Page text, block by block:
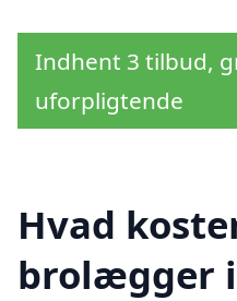
Indhent 3 tilbud,
uforpligtende
Hvad
brolægger